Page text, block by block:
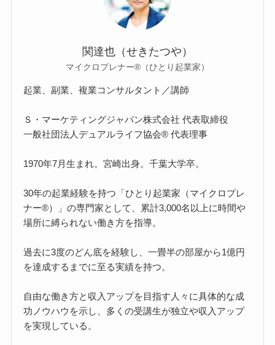
関達也（せきたつや）
マイクロプレナー®（ひとり起業家）
起業、副業、複業コンサルタント／講師
Ｓ・マーケティングジャパン株式会社 代表取締役
一般社団法人デュアルライフ協会® 代表理事
1970年7月生まれ。宮崎出身。千葉大学卒。
30年の起業経験を持つ「ひとり起業家（マイクロプレ
ナー®）」の専門家として、累計3,000名以上に時間や
場所に縛られない働き方を指導。
過去に3度のどん底を経験し、一畳半の部屋から1億円
を達成するまでに至る実績を持つ。
自由な働き方と収入アップを目指す人々に具体的な成
功ノウハウを示し、多くの受講生が独立や収入アップ
を実現している。